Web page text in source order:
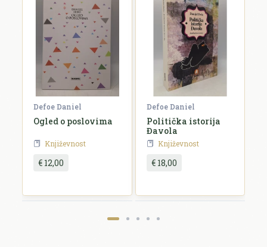
E-mail se ne prikazuje javno.
Ocjena *
Komentar *
Defoe Daniel
Ogled o poslovima
Književnost
€ 12,00
Defoe Daniel
Politička istorija
Đavola
Književnost
€ 18,00